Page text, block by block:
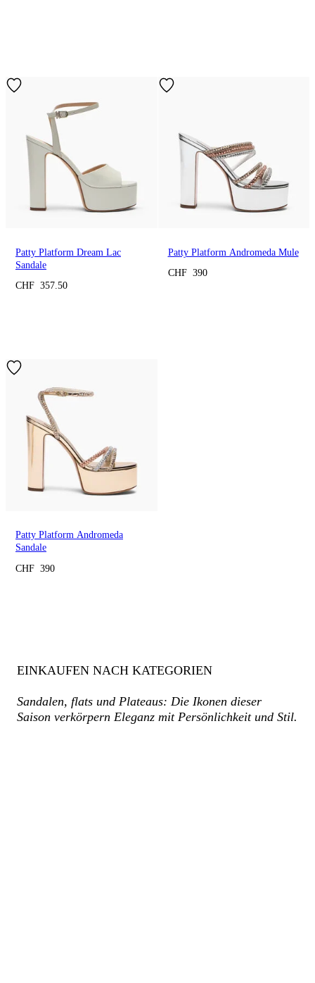
Patty Platform Dream Lac
Sandale
CHF 357.50
Patty Platform Andromeda Mule
CHF 390
Patty Platform Andromeda
Sandale
CHF 390
EINKAUFEN NACH KATEGORIEN
Sandalen, flats und Plateaus: Die Ikonen dieser
Saison verkörpern Eleganz mit Persönlichkeit und Stil.